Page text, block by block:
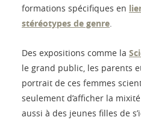
formations spécifiques en
stéréotypes de genre.
Des expositions comme la
le grand public, les parents
portrait de ces femmes
seulement d’afficher la
aussi à des jeunes filles de